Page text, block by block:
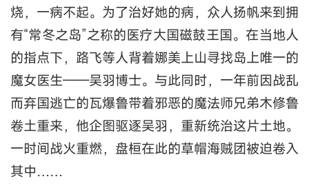
烧，一病不起。为了治好她的病，众人扬帆来到拥
有“常冬之岛”之称的医疗大国磁鼓王国。在当地人
的指点下，路飞等人背着娜美上山寻找岛上唯一的
魔女医生——吴羽博士。与此同时，一年前因战乱
而弃国逃亡的瓦爆鲁带着邪恶的魔法师兄弟木修鲁
卷土重来，他企图驱逐吴羽，重新统治这片土地。
一时间战火重燃，盘桓在此的草帽海贼团被迫卷入
其中……